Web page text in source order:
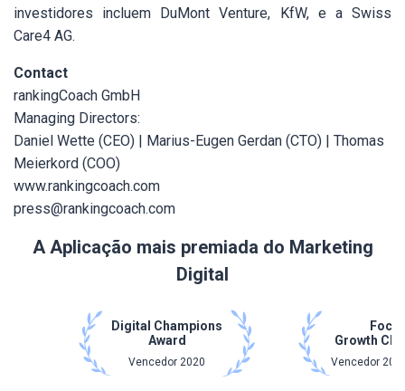
investidores incluem DuMont Venture, KfW, e a Swiss
Care4 AG.
Contact
rankingCoach GmbH
Managing Directors:
Daniel Wette (CEO) | Marius-Eugen Gerdan (CTO) | Thomas
Meierkord (COO)
www.rankingcoach.com
press@rankingcoach.com
A Aplicação mais premiada do Marketing
Digital
Digital Champions
Award
Vencedor 2020
Growth
Vencedor